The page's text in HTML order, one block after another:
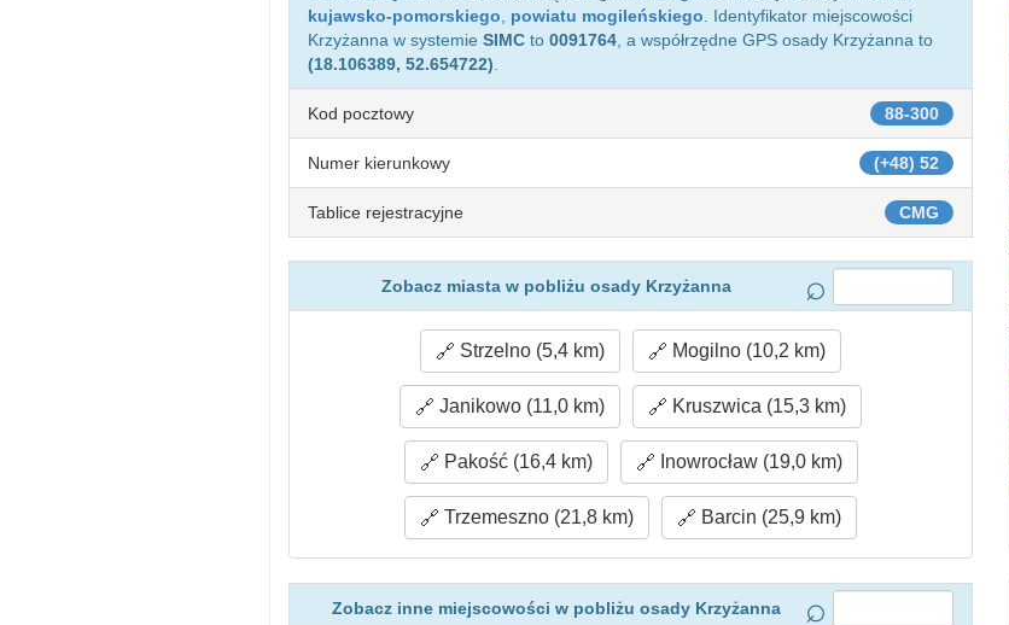
kujawsko-pomorskiego
powiatu mogileńskiego . Identyfikator miejscowości
Krzyżanna w systemie SIMC to 0091764 , a współrzędne GPS osady Krzyżanna to
(18.106389, 52.654722)
88-300
Kod pocztowy
(+48) 52
Numer kierunkowy
CMG
Tablice rejestracyjne
Zobacz miasta w pobliżu osady Krzyżanna
Strzelno (5,4 km) Mogilno (10,2 km)
Janikowo (11,0 km) Kruszwica (15,3 km)
Pakość (16,4 km) Inowrocław (19,0 km)
Trzemeszno (21,8 km) Barcin (25,9 km)
Zobacz inne miejscowości w pobliżu osady Krzyżanna